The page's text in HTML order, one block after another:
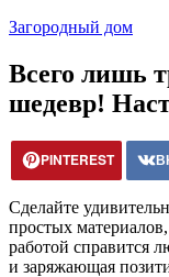
Загородный дом
Всего лишь
шедевр!
PINTEREST
Сделайте
простых
работой справится
и заряжающая